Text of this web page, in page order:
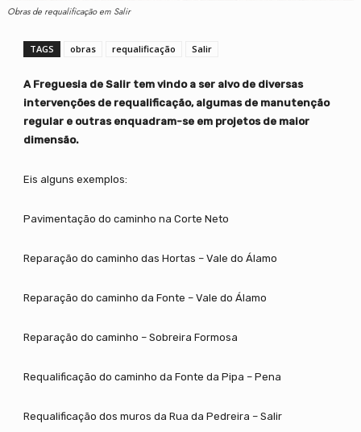
Obras de requalificação em Salir
TAGS obras requalificação Salir
A Freguesia de Salir tem vindo a ser alvo de diversas
intervenções de requalificação, algumas de manutenção
regular e outras enquadram-se em projetos de maior
dimensão.
Eis alguns exemplos:
Pavimentação do caminho na Corte Neto
Reparação do caminho das Hortas – Vale do Álamo
Reparação do caminho da Fonte – Vale do Álamo
Reparação do caminho – Sobreira Formosa
Requalificação do caminho da Fonte da Pipa – Pena
Requalificação dos muros da Rua da Pedreira – Salir